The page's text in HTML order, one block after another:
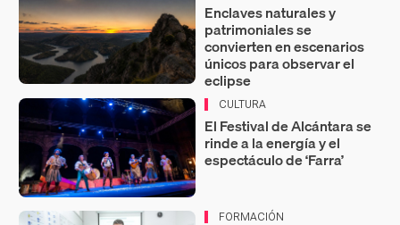
Enclaves naturales y
patrimoniales se
convierten en escenarios
únicos para observar el
eclipse
CULTURA
El Festival de Alcántara se
rinde a la energía y el
espectáculo de ‘Farra’
FORMACIÓN